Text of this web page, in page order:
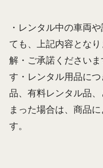
・レンタル中の車両
ても、上記内容とな
解・ご承諾ください
す・レンタル用品に
品、有料レンタル品
まった場合は、商品
す。